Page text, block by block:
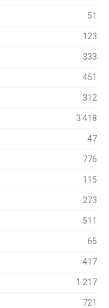
51
123
333
451
312
3 418
47
776
115
273
511
65
417
1 217
721